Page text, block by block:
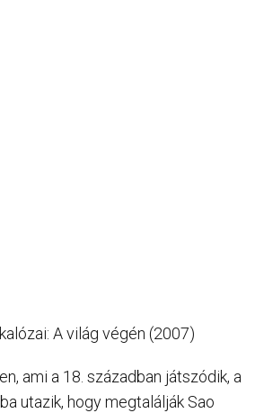
A világ végén (2007)
ami a 18. században játszódik, a
utazik, hogy megtalálják Sao